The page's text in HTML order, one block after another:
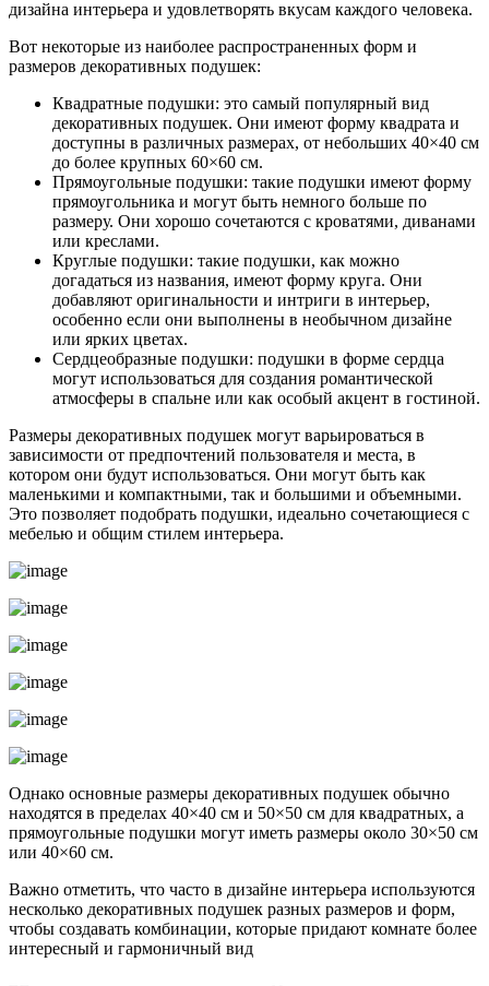
дизайна интерьера и удовлетворять вкусам каждого человека.
Вот некоторые из наиболее распространенных форм и
размеров декоративных подушек:
Квадратные подушки: это самый популярный вид
декоративных подушек. Они имеют форму квадрата и
доступны в различных размерах, от небольших 40×40 см
до более крупных 60×60 см.
Прямоугольные подушки: такие подушки имеют форму
прямоугольника и могут быть немного больше по
размеру. Они хорошо сочетаются с кроватями, диванами
или креслами.
Круглые подушки: такие подушки, как можно
догадаться из названия, имеют форму круга. Они
добавляют оригинальности и интриги в интерьер,
особенно если они выполнены в необычном дизайне
или ярких цветах.
Сердцеобразные подушки: подушки в форме сердца
могут использоваться для создания романтической
атмосферы в спальне или как особый акцент в гостиной.
Размеры декоративных подушек могут варьироваться в
зависимости от предпочтений пользователя и места, в
котором они будут использоваться. Они могут быть как
маленькими и компактными, так и большими и объемными.
Это позволяет подобрать подушки, идеально сочетающиеся с
мебелью и общим стилем интерьера.
Однако основные размеры декоративных подушек обычно
находятся в пределах 40×40 см и 50×50 см для квадратных, а
прямоугольные подушки могут иметь размеры около 30×50 см
или 40×60 см.
Важно отметить, что часто в дизайне интерьера используются
несколько декоративных подушек разных размеров и форм,
чтобы создавать комбинации, которые придают комнате более
интересный и гармоничный вид